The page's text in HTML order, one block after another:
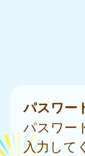
パスワー
パスワー
入力して